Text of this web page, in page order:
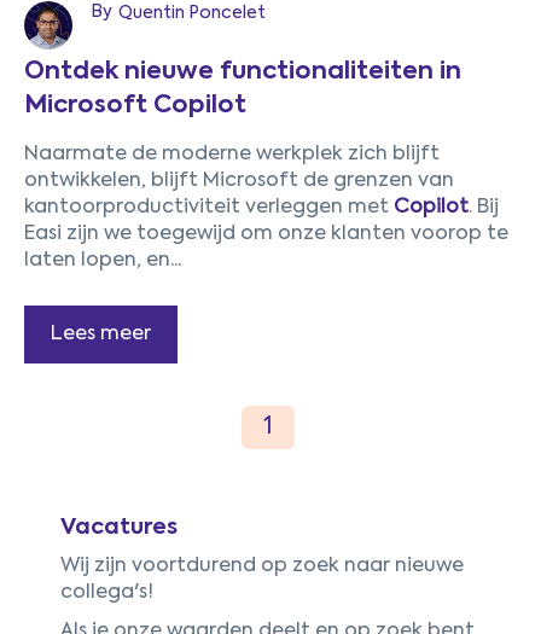
By Quentin Poncelet
Ontdek nieuwe functionaliteiten in
Microsoft Copilot
Naarmate de moderne werkplek zich blijft
ontwikkelen, blijft Microsoft de grenzen van
kantoorproductiviteit verleggen met Copilot. Bij
Easi zijn we toegewijd om onze klanten voorop te
laten lopen, en...
Lees meer
1
Vacatures
Wij zijn voortdurend op zoek naar nieuwe
collega's!